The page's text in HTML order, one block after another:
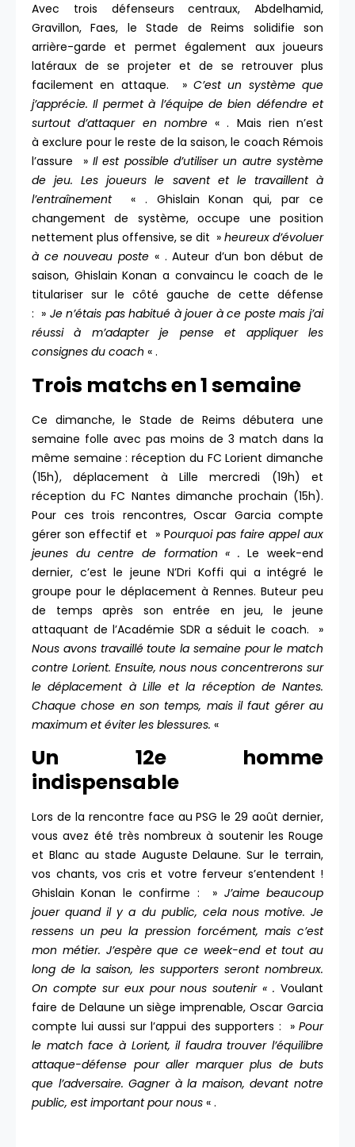
Avec trois défenseurs centraux, Abdelhamid,
Gravillon, Faes, le Stade de Reims solidifie son
arrière-garde et permet également aux joueurs
latéraux de se projeter et de se retrouver plus
facilement en attaque. » C’est un système que
j’apprécie. Il permet à l’équipe de bien défendre et
surtout d’attaquer en nombre « . Mais rien n’est
à exclure pour le reste de la saison, le coach Rémois
l’assure » Il est possible d’utiliser un autre système
de jeu. Les joueurs le savent et le travaillent à
l’entraînement « . Ghislain Konan qui, par ce
changement de système, occupe une position
nettement plus offensive, se dit » heureux d’évoluer
à ce nouveau poste « . Auteur d’un bon début de
saison, Ghislain Konan a convaincu le coach de le
titulariser sur le côté gauche de cette défense
: » Je n’étais pas habitué à jouer à ce poste mais j’ai
réussi à m’adapter je pense et appliquer les
consignes du coach « .
Trois matchs en 1 semaine
Ce dimanche, le Stade de Reims débutera une
semaine folle avec pas moins de 3 match dans la
même semaine : réception du FC Lorient dimanche
(15h), déplacement à Lille mercredi (19h) et
réception du FC Nantes dimanche prochain (15h).
Pour ces trois rencontres, Oscar Garcia compte
gérer son effectif et » Pourquoi pas faire appel aux
jeunes du centre de formation « .Le week-end
dernier, c’est le jeune N’Dri Koffi qui a intégré le
groupe pour le déplacement à Rennes. Buteur peu
de temps après son entrée en jeu, le jeune
attaquant de l’Académie SDR a séduit le coach. »
Nous avons travaillé toute la semaine pour le match
contre Lorient. Ensuite, nous nous concentrerons sur
le déplacement à Lille et la réception de Nantes.
Chaque chose en son temps, mais il faut gérer au
maximum et éviter les blessures. «
Un 12e homme
indispensable
Lors de la rencontre face au PSG le 29 août dernier,
vous avez été très nombreux à soutenir les Rouge
et Blanc au stade Auguste Delaune. Sur le terrain,
vos chants, vos cris et votre ferveur s’entendent !
Ghislain Konan le confirme : » J’aime beaucoup
jouer quand il y a du public, cela nous motive. Je
ressens un peu la pression forcément, mais c’est
mon métier. J’espère que ce week-end et tout au
long de la saison, les supporters seront nombreux.
On compte sur eux pour nous soutenir « . Voulant
faire de Delaune un siège imprenable, Oscar Garcia
compte lui aussi sur l’appui des supporters : » Pour
le match face à Lorient, il faudra trouver l’équilibre
attaque-défense pour aller marquer plus de buts
que l’adversaire. Gagner à la maison, devant notre
public, est important pour nous « .